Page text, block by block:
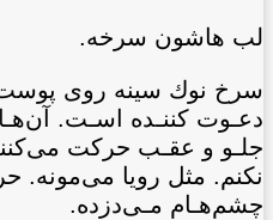
لب هاشون سرخه.
سرخ نوك سينه روی
دعـوت کننـده اسـت.
جلـو و عقـب حرکت
نكنم. مثل رويا می‌مونه.
چشم‌هـام مـی‌دزده.